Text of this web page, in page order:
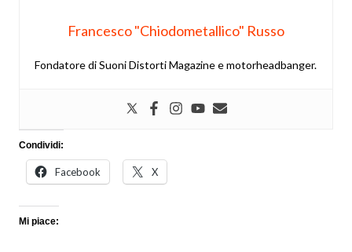
Francesco "Chiodometallico" Russo
Fondatore di Suoni Distorti Magazine e motorheadbanger.
Condividi:
Facebook X
Mi piace: